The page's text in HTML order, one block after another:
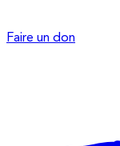
Faire un don